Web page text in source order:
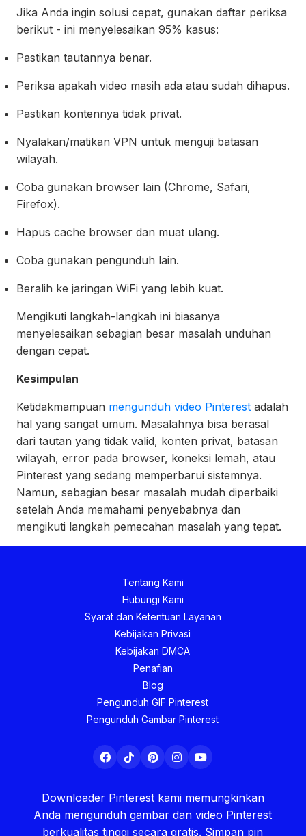
Jika Anda ingin solusi cepat, gunakan daftar periksa
berikut - ini menyelesaikan 95% kasus:
Pastikan tautannya benar.
Periksa apakah video masih ada atau sudah dihapus.
Pastikan kontennya tidak privat.
Nyalakan/matikan VPN untuk menguji batasan
wilayah.
Coba gunakan browser lain (Chrome, Safari,
Firefox).
Hapus cache browser dan muat ulang.
Coba gunakan pengunduh lain.
Beralih ke jaringan WiFi yang lebih kuat.
Mengikuti langkah-langkah ini biasanya
menyelesaikan sebagian besar masalah unduhan
dengan cepat.
Kesimpulan
Ketidakmampuan mengunduh video Pinterestadalah
hal yang sangat umum. Masalahnya bisa berasal
dari tautan yang tidak valid, konten privat, batasan
wilayah, error pada browser, koneksi lemah, atau
Pinterest yang sedang memperbarui sistemnya.
Namun, sebagian besar masalah mudah diperbaiki
setelah Anda memahami penyebabnya dan
mengikuti langkah pemecahan masalah yang tepat.
Tentang Kami
Hubungi Kami
Syarat dan Ketentuan Layanan
Kebijakan Privasi
Kebijakan DMCA
Penafian
Blog
Pengunduh GIF Pinterest
Pengunduh Gambar Pinterest
Downloader Pinterest kami memungkinkan
Anda mengunduh gambar dan video Pinterest
berkualitas tinggi secara gratis. Simpan pin